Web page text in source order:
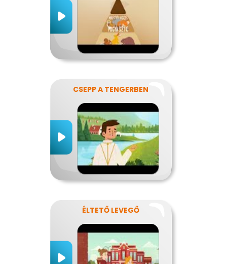
CSEPP A TENGERBEN
ÉLTETŐ LEVEGŐ